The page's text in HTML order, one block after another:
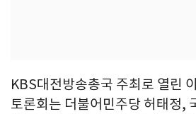
KBS대전방송총국 주최로 열린
토론회는 더불어민주당 허태정,